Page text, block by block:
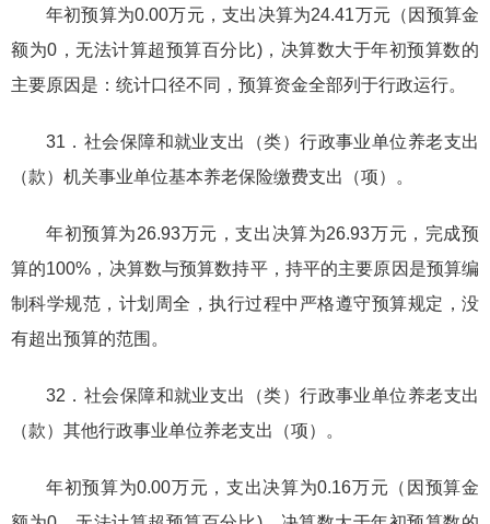
年初预算为0.00万元，支出决算为24.41万元（因预算金
额为0，无法计算超预算百分比)，决算数大于年初预算数的
主要原因是：统计口径不同，预算资金全部列于行政运行。
31．社会保障和就业支出（类）行政事业单位养老支出
（款）机关事业单位基本养老保险缴费支出（项）。
年初预算为26.93万元，支出决算为26.93万元，完成预
算的100%，决算数与预算数持平，持平的主要原因是预算编
制科学规范，计划周全，执行过程中严格遵守预算规定，没
有超出预算的范围。
32．社会保障和就业支出（类）行政事业单位养老支出
（款）其他行政事业单位养老支出（项）。
年初预算为0.00万元，支出决算为0.16万元（因预算金